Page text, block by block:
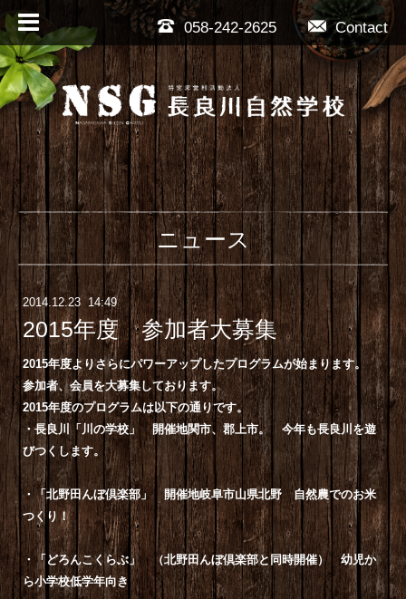
Contact
058-242-2625
ニュース
2014. 12.23 14:49
2015年度 参加者大募集
2015年度よりさらにパワーアップしたプログラムが始まります。
参加者、会員を大募集しております。
2015年度のプログラムは以下の通りです。
・長良川「川の学校」 開催地関市、郡上市。 今年も長良川を遊
びつくします。
・「北野田んぼ倶楽部」 開催地岐阜市山県北野 自然農でのお米
つくり！
・「どろんこくらぶ」 （北野田んぼ倶楽部と同時開催） 幼児か
ら小学校低学年向き